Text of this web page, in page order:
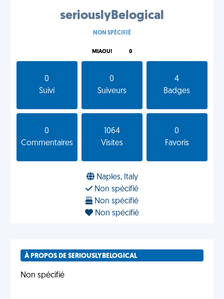
seriouslyBelogical
NON SPÉCIFIÉ
MIAOU! 0
0
Suivi
0
Suiveurs
4
Badges
0
Commentaires
1064
Visites
0
Favoris
Naples, Italy
Non spécifié
Non spécifié
Non spécifié
À PROPOS DE SERIOUSLYBELOGICAL
Non spécifié